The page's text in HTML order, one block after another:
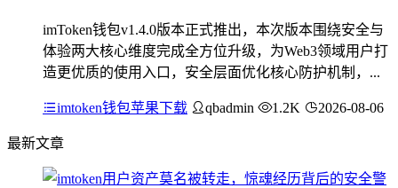
imToken钱包v1.4.0版本正式推出，本次版本围绕安全与
体验两大核心维度完成全方位升级，为Web3领域用户打
造更优质的使用入口，安全层面优化核心防护机制，...
imtoken钱包苹果下载 qbadmin 1.2K 2026-08-06
最新文章